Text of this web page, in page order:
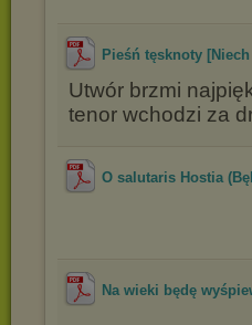
Pieśń tęsknoty
Utwór brzmi
tenor wchodzi za
O salutaris Hostia
Na wieki będę